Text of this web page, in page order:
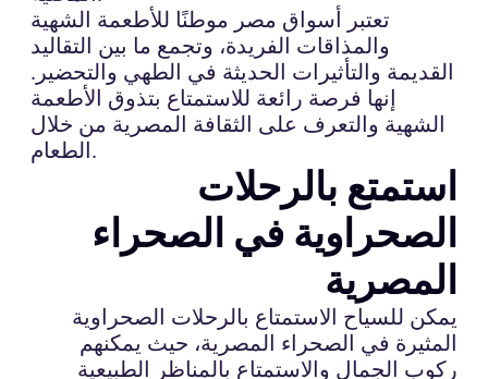
تعتبر أسواق مصر موطنًا للأطعمة الشهية
والمذاقات الفريدة، وتجمع ما بين التقاليد
القديمة والتأثيرات الحديثة في الطهي والتحضير.
إنها فرصة رائعة للاستمتاع بتذوق الأطعمة
الشهية والتعرف على الثقافة المصرية من خلال
الطعام.
استمتع بالرحلات
الصحراوية في الصحراء
المصرية
يمكن للسياح الاستمتاع بالرحلات الصحراوية
المثيرة في الصحراء المصرية، حيث يمكنهم
ركوب الجمال والاستمتاع بالمناظر الطبيعية